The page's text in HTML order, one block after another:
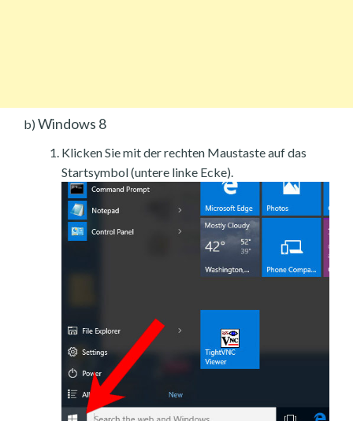
b) Windows 8
Klicken Sie mit der rechten Maustaste auf das
Startsymbol (untere linke Ecke).